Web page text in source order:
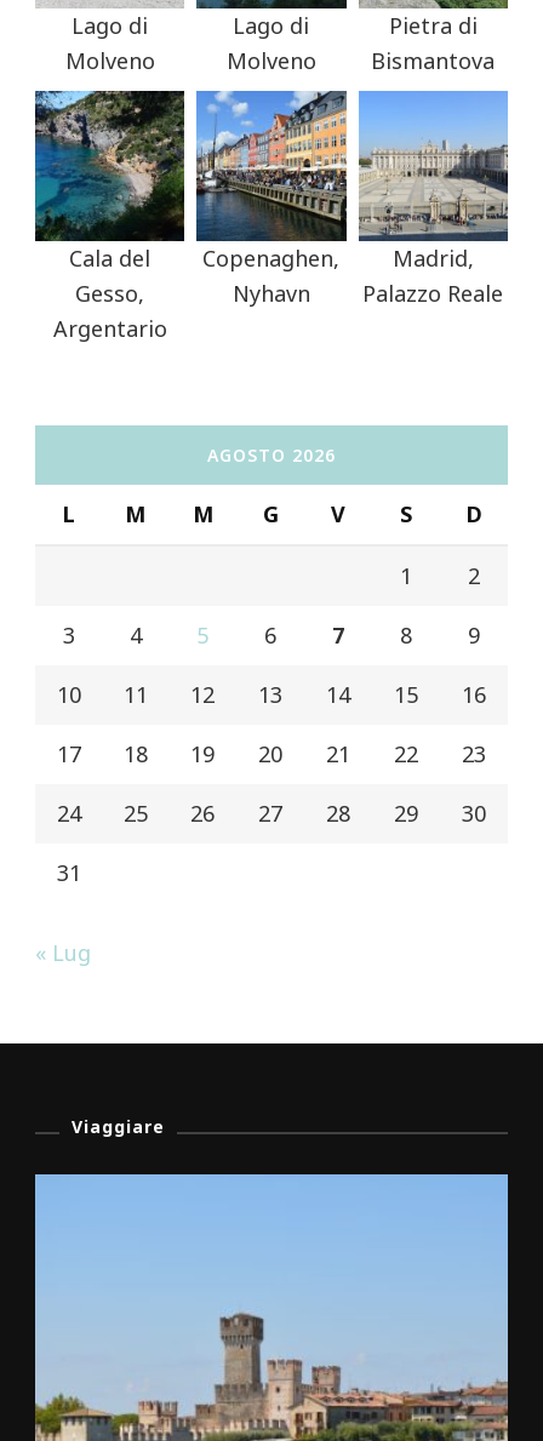
Lago di
Molveno
Lago di
Molveno
Pietra di
Bismantova
Cala del
Gesso,
Argentario
Copenaghen,
Nyhavn
Madrid,
Palazzo Reale
AGOSTO 2026
L M M G V S D
1 2
3 4 5 6 7 8 9
10 11 12 13 14 15 16
17 18 19 20 21 22 23
24 25 26 27 28 29 30
31
« Lug
Viaggiare